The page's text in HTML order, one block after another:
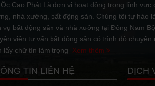
13/04/2021
Bên cạnh làn sóng
Việt Nam có thể đón
08/04/2021
Cao Phát Là đơn vị hoạt động trong lĩnh vực
nhà xưởng, bất động sản. Chúng tôi tự hào
vụ bất động sản và nhà xưởng tại Đông Nam
viên tư vấn bất động sản có trình độ chuyên
lấy chữ tín làm trọng Xem thêm
TIN LIÊN HỆ DỊCH